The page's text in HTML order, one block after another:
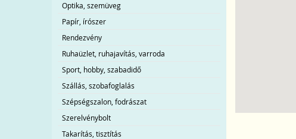
Optika, szemüveg
Papír, írószer
Rendezvény
Ruhaüzlet, ruhajavítás, varroda
Sport, hobby, szabadidő
Szállás, szobafoglalás
Szépségszalon, fodrászat
Szerelvénybolt
Takarítás, tisztítás